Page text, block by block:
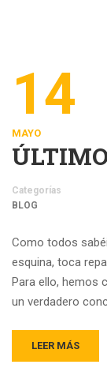
14
MAYO
Categorías
BLOG
Como todos
esquina, toca
Para ello, hemos
un verdadero
LEER MÁS